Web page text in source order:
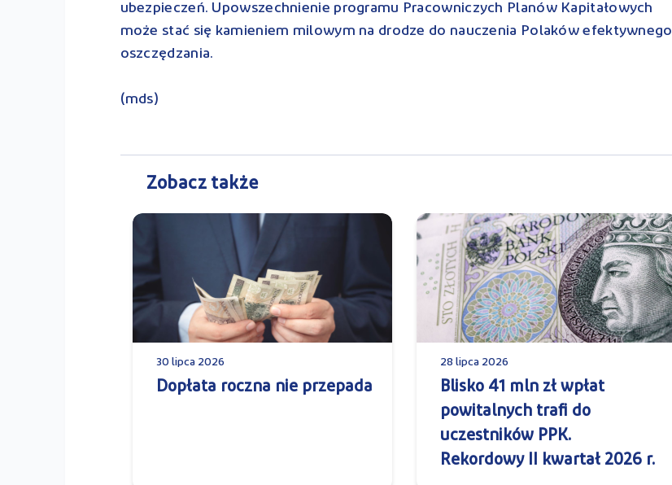
ubezpieczeń. Upowszechnienie programu Pracowniczych Planów Kapitałowych
może stać się kamieniem milowym na drodze do nauczenia Polaków efektywnego
oszczędzania.
(mds)
Zobacz także
30 lipca 2026
Dopłata roczna nie przepada
28 lipca 2026
Blisko 41 mln zł wpłat
powitalnych trafi do
uczestników PPK.
Rekordowy II kwartał 2026 r.